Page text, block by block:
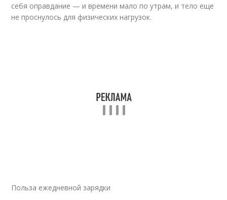
Зарядки для детей
себя оправдание — и времени мало по утрам, и тело еще
не проснулось для физических нагрузок.
Польза ежедневной зарядки